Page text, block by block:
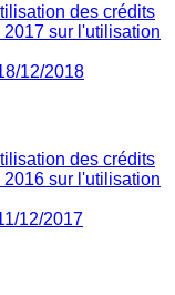
des crédits
sur l'utilisation
12/2018
des crédits
sur l'utilisation
12/2017